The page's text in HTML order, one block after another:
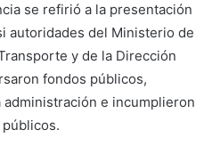
se refirió a la presentación
autoridades del Ministerio de
y de la Dirección
fondos públicos,
e incumplieron